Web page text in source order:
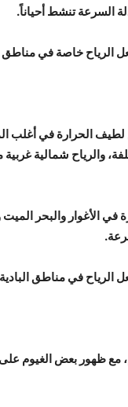
السرعة تنشط أحياناً.
الرياح خاصة في مناطق
الحرارة في أغلب
والرياح شمالية
الأغوار والبحر
الرياح في مناطق
مع ظهور بعض الغيوم